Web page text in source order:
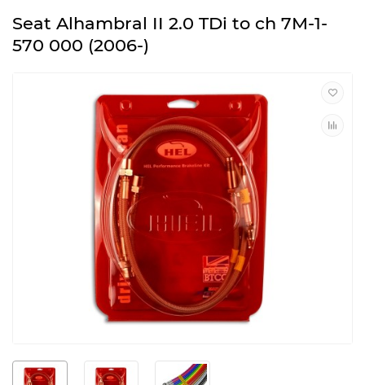
Seat Alhambral II 2.0 TDi to ch 7M-1-
570 000 (2006-)